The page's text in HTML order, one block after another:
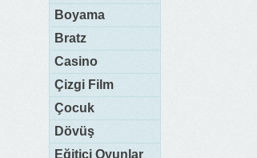
Boyama
Bratz
Casino
Çizgi Film
Çocuk
Dövüş
Eğitici Oyunlar